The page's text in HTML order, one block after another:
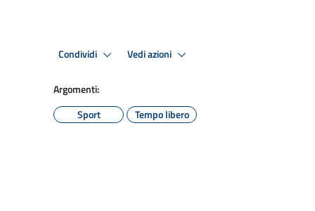
Condividi Vedi azioni
Argomenti:
Sport
Tempo libero